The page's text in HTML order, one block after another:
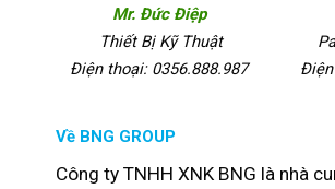
Mr. Đức Điệp
Thiết Bị Kỹ Thuật
Điện thoại: 0356.888.987
Về BNG GROUP
Công ty TNHH XNK BNG là nhà